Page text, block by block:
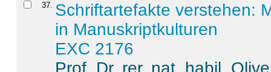
37. Schriftartefakte verstehen:
in Manuskriptkulturen
EXC 2176
Prof. Dr. rer. nat. habil.